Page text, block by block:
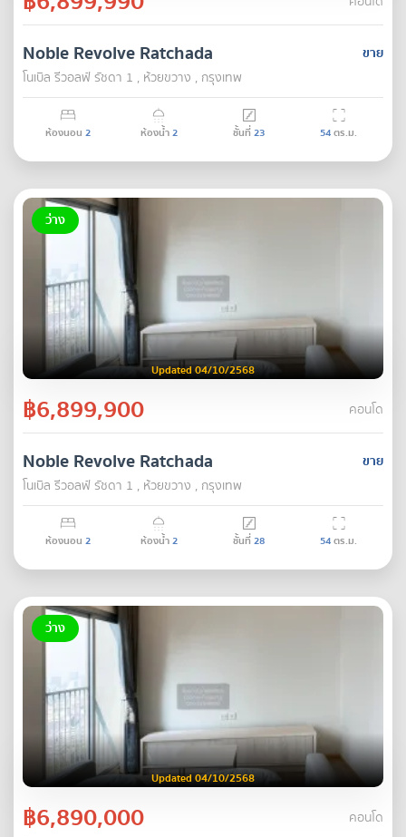
ขาย
Noble Revolve Ratchada
โนเบิล รีวอลฟ์ รัชดา 1 , ห้วยขวาง , กรุงเทพ
ห้องนอน 2 ห้องน้ำ2 ชั้นที่23 54ตร.ม.
ว่าง
Updated 04/10/2568
฿6,899,900 คอนโด
ขาย
Noble Revolve Ratchada
โนเบิล รีวอลฟ์ รัชดา 1 , ห้วยขวาง , กรุงเทพ
ห้องนอน 2 ห้องน้ำ2 ชั้นที่28 54ตร.ม.
ว่าง
Updated 04/10/2568
฿6,890,000 คอนโด